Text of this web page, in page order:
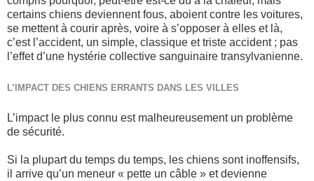
certains chiens deviennent fous, aboient contre les voitures,
se mettent à courir après, voire à s’opposer à elles et là,
c’est l’accident, un simple, classique et triste accident ; pas
l’effet d’une hystérie collective sanguinaire transylvanienne.
L’IMPACT DES CHIENS ERRANTS DANS LES VILLES
L’impact le plus connu est malheureusement un problème
de sécurité.
Si la plupart du temps du temps, les chiens sont inoffensifs,
il arrive qu’un meneur « pette un câble » et devienne